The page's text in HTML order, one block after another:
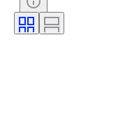
Μέγεθος ρούχου
Μέγεθος στο αντικείμενο